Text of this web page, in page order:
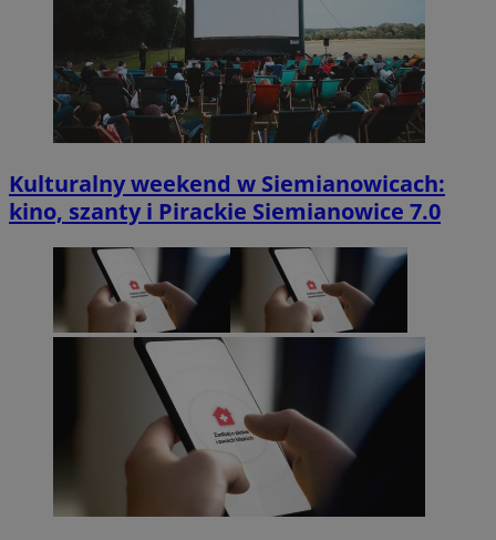
Kulturalny weekend w Siemianowicach:
kino, szanty i Pirackie Siemianowice 7.0